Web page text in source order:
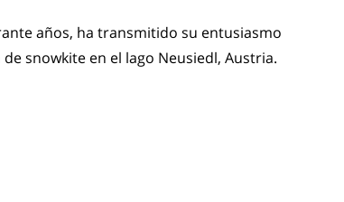
años, ha transmitido su entusiasmo
snowkite en el lago Neusiedl, Austria.